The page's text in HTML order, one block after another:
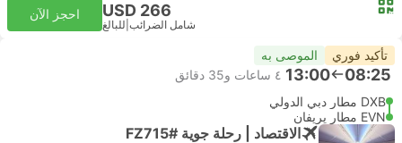
USD 266
شامل الضرائب للبالغ
احجز الآن
تأكيد فوري الموصى به
08:25
13:00 ٤ ساعات و‫35 دقائق
DXB مطار دبي الدولي
EVN مطار يريفان
الاقتصاد | رحلة جوية #FZ715